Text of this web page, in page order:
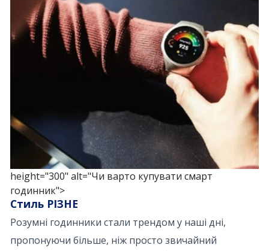
height="300" alt="Чи варто купувати смарт
годинник">
Стиль РІЗНЕ
Розумні годинники стали трендом у наші дні,
пропонуючи більше, ніж просто звичайний